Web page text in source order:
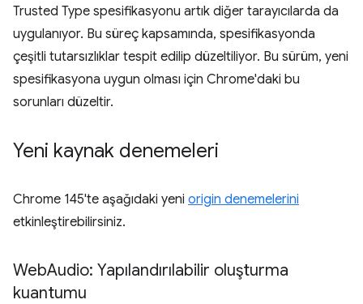
Trusted Type spesifikasyonu artık diğer tarayıcılarda da
uygulanıyor. Bu süreç kapsamında, spesifikasyonda
çeşitli tutarsızlıklar tespit edilip düzeltiliyor. Bu sürüm, yeni
spesifikasyona uygun olması için Chrome'daki bu
sorunları düzeltir.
Yeni kaynak denemeleri
Chrome 145'te aşağıdaki yeni origin denemelerini
etkinleştirebilirsiniz.
WebAudio: Yapılandırılabilir oluşturma
kuantumu